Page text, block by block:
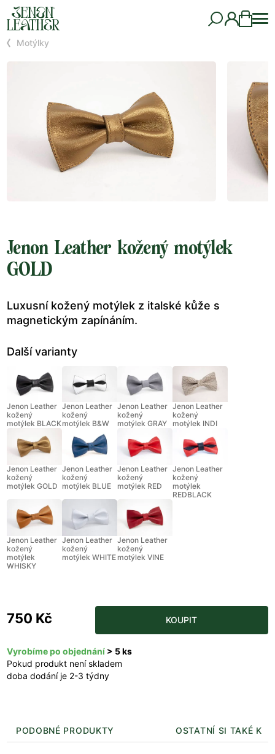
Motýlky
Jenon Leather kožený motýlek
GOLD
Luxusní kožený motýlek z italské kůže s
magnetickým zapínáním.
Další varianty
Jenon Leather
kožený
motýlek BLACK
Jenon Leather
kožený
motýlek B&W
Jenon Leather
kožený
motýlek GRAY
Jenon Leather
kožený
motýlek INDI
Jenon Leather
kožený
motýlek GOLD
Jenon Leather
kožený
motýlek BLUE
Jenon Leather
kožený
motýlek RED
Jenon Leather
kožený
motýlek
REDBLACK
Jenon Leather
kožený
motýlek
WHISKY
Jenon Leather
kožený
motýlek WHITE
Jenon Leather
kožený
motýlek VINE
750 Kč KOUPIT
Vyrobíme po objednání > 5 ks
Pokud produkt není skladem
doba dodání je 2-3 týdny
PODOBNÉ PRODUKTY OSTATNÍ SI TAKÉ